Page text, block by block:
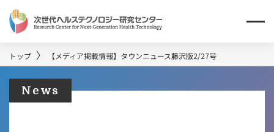
トップ 【メディア掲載情報】タウンニュース藤沢版2/27号
News